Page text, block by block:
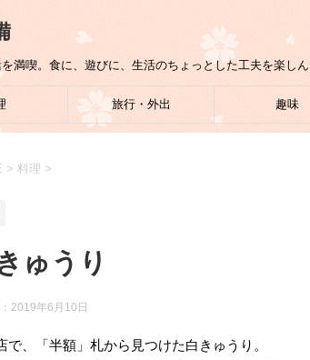
満喫。食に、遊びに、生活のちょっとした工夫を楽しん
旅行・外出 趣味
> 料理 >
ゅうり
2019年6月10日
で、「半額」札から見つけた白きゅうり。